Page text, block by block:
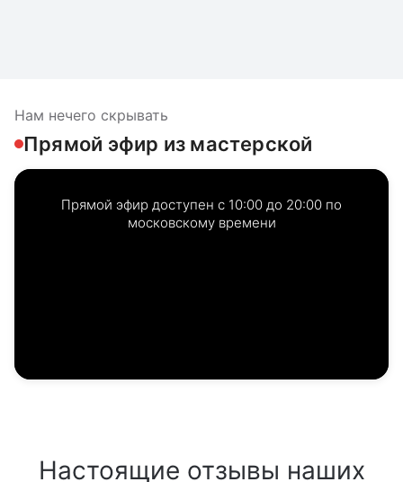
Нам нечего скрывать
Прямой эфир из мастерской
Прямой эфир доступен с 10:00 до 20:00 по
московскому времени
Настоящие отзывы наших